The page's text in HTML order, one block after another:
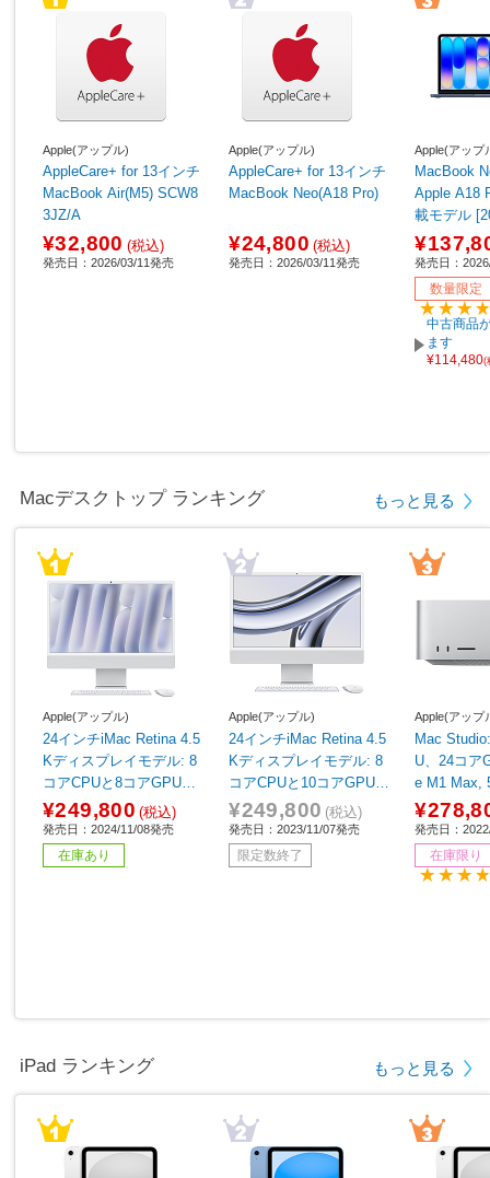
Apple(アップル)
AppleCare+ for 13インチ
MacBook Air(M5) SCW8
3JZ/A
¥32,800 (税込)
発売日：2026/03/11発売
Apple(アップル)
AppleCare+ for 13インチ
MacBook Neo(A18 Pro)
¥24,800 (税込)
発売日：2026/03/11発売
Apple(アップ
MacBook Neo 13
Apple A18
載モデル
ル/SSD
GB/6コア
PU] インデ
J/A 【
発売日：
数量限定
中古商品
ます
¥114,480(
Macデスクトップ ランキング もっと見る
Apple(アップル)
24インチiMac Retina 4.5
Kディスプレイモデル: 8
コアCPUと8コアGPUを
搭載したApple M4チッ
プ, 16GB, 256GB SSD -
シルバー シルバー MWU
C3J/A
¥249,800 (税込)
発売日：2024/11/08発売
在庫あり
Apple(アップル)
24インチiMac Retina 4.5
Kディスプレイモデル: 8
コアCPUと10コアGPUを
搭載したApple M3チッ
プ, 512GB SSD - シルバ
ー シルバー MQRK3J/A
［23.5型 /Apple M3 /メ
¥249,800 (税込)
発売日：2023/11/07発売
限定数終了
Apple(アップ
Mac
U、24コア
e M1 Max,
発売日：
在庫限り
iPad ランキング もっと見る